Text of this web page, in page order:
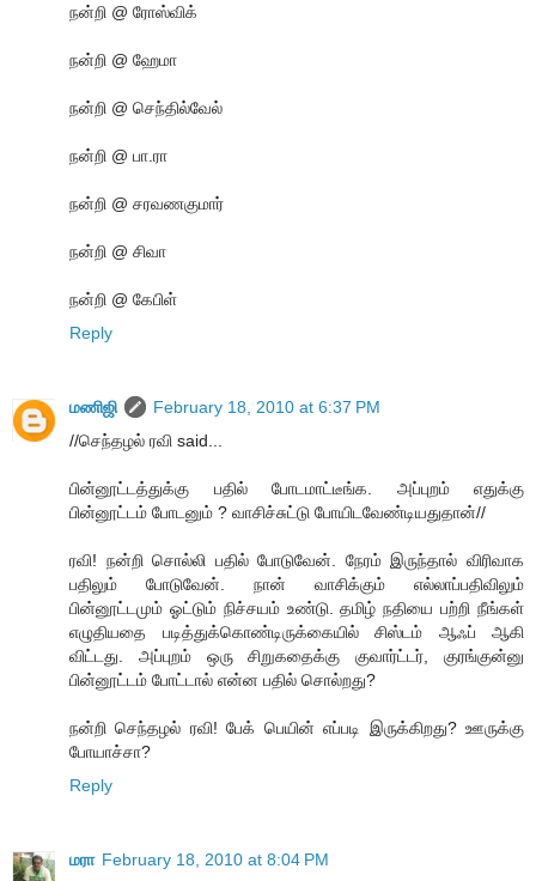
நன்றி @ ரோஸ்விக்
நன்றி @ ஹேமா
நன்றி @ செந்தில்வேல்
நன்றி @ பா.ரா
நன்றி @ சரவணகுமார்
நன்றி @ சிவா
நன்றி @ கேபிள்
Reply
மணிஜி
February 18, 2010 at 6:37 PM
//செந்தழல் ரவி said...
பின்னூட்டத்துக்கு பதில் போடமாட்டீங்க. அப்புறம் எதுக்கு
பின்னூட்டம் போடனும் ? வாசிச்சுட்டு போயிடவேண்டியதுதான்//
ரவி! நன்றி சொல்லி பதில் போடுவேன். நேரம் இருந்தால் விரிவாக
பதிலும் போடுவேன். நான் வாசிக்கும் எல்லாப்பதிவிலும்
பின்னூட்டமும் ஓட்டும் நிச்சயம் உண்டு. தமிழ் நதியை பற்றி நீங்கள்
எழுதியதை படித்துக்கொண்டிருக்கையில் சிஸ்டம் ஆஃப் ஆகி
விட்டது. அப்புறம் ஒரு சிறுகதைக்கு குவார்ட்டர், குரங்குன்னு
பின்னூட்டம் போட்டால் என்ன பதில் சொல்றது?
நன்றி செந்தழல் ரவி! பேக் பெயின் எப்படி இருக்கிறது? ஊருக்கு
போயாச்சா?
Reply
மரா February 18, 2010 at 8:04 PM